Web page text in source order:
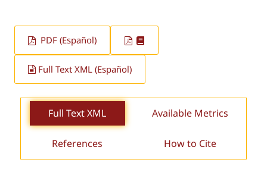
PDF (Español)
Full Text XML (Español)
Full Text XML Available Metrics
References How to Cite